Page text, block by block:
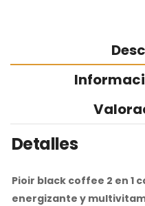
Detalles
Pioir black coffee 2 en 1
energizante y